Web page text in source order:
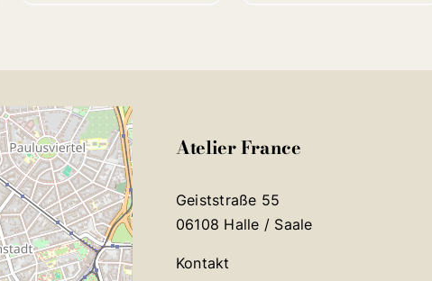
Atelier France
Geiststraße 55
06108 Halle / Saale
Kontakt